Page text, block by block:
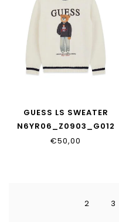
GUESS LS SWEATER
N6YR06_Z0903_G012
€50,00
2 3